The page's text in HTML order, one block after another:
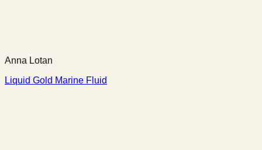
Anna Lotan
Liquid Gold Marine Fluid